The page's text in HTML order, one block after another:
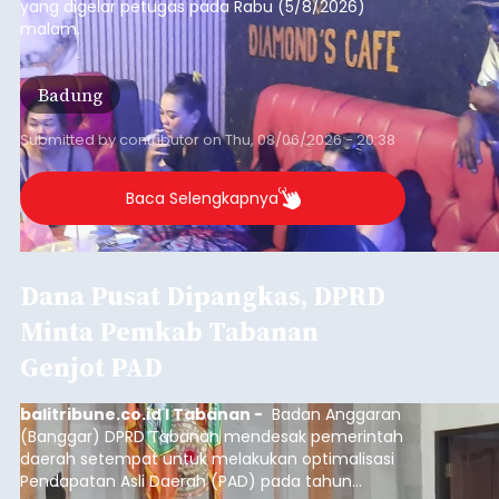
yang digelar petugas pada Rabu (5/8/2026)
malam.
Badung
Submitted bycontributoronThu, 08/06/2026 - 20:38
Baca Selengkapnya
Dana Pusat Dipangkas, DPRD
Minta Pemkab Tabanan
Genjot PAD
balitribune.co.id I Tabanan - Badan Anggaran
(Banggar) DPRD Tabanan mendesak pemerintah
daerah setempat untuk melakukan optimalisasi
Pendapatan Asli Daerah (PAD) pada tahun